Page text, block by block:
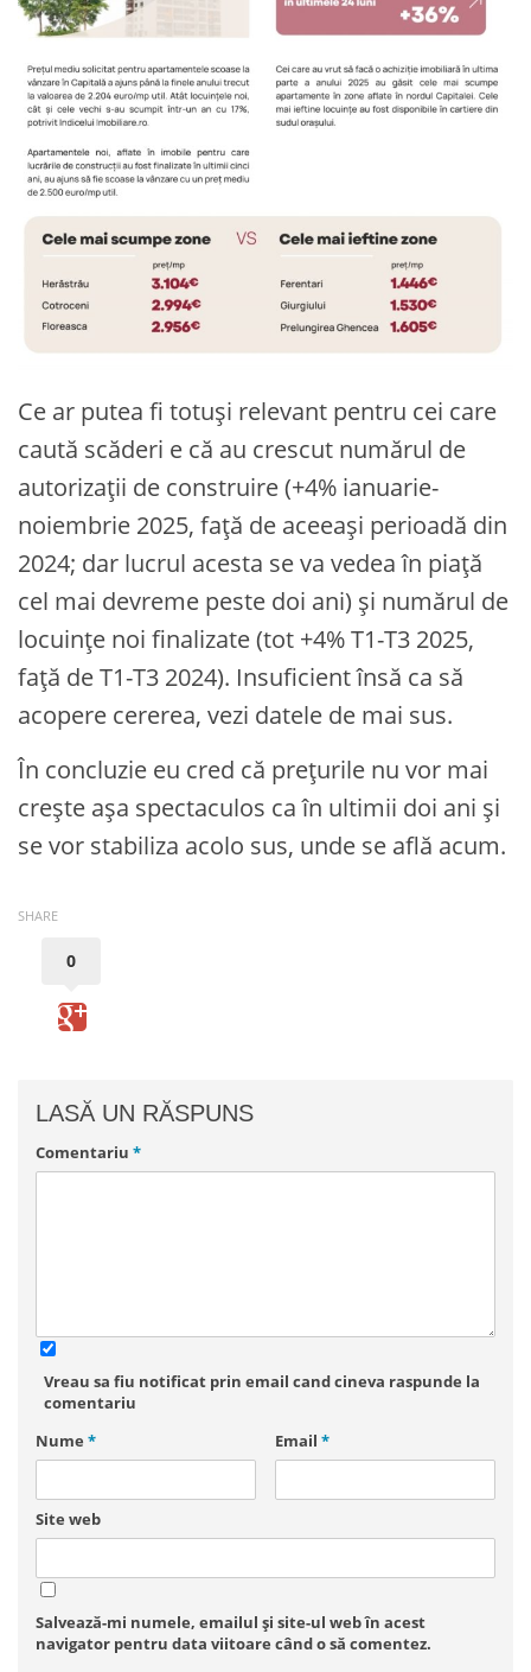
Ce ar putea fi totuși relevant pentru cei care
caută scăderi e că au crescut numărul de
autorizații de construire (+4% ianuarie-
noiembrie 2025, față de aceeași perioadă din
2024; dar lucrul acesta se va vedea în piață
cel mai devreme peste doi ani) și numărul de
locuințe noi finalizate (tot +4% T1-T3 2025,
față de T1-T3 2024). Insuficient însă ca să
acopere cererea, vezi datele de mai sus.
În concluzie eu cred că prețurile nu vor mai
crește așa spectaculos ca în ultimii doi ani și
se vor stabiliza acolo sus, unde se află acum.
SHARE
0
LASĂ UN RĂSPUNS
Comentariu *
Vreau sa fiu notificat prin email cand cineva raspunde la
comentariu
Nume * Email *
Site web
Salvează-mi numele, emailul și site-ul web în acest
navigator pentru data viitoare când o să comentez.